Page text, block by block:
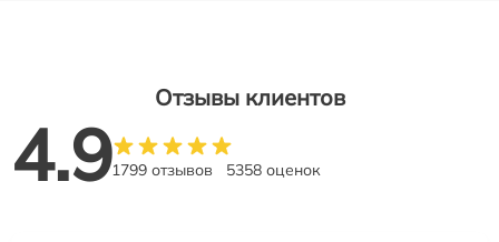
Отзывы клиентов
4.91799 отзывов 5358 оценок